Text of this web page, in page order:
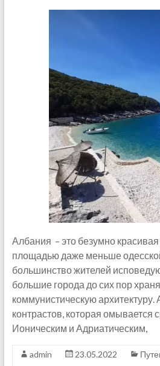
Албания – это безумно красивая
площадью даже меньше
большинство жителей
большие города до сих пор
коммунистическую архитектуру.
контрастов, которая омывается
Ионическим и Адриатическим,
admin 23.05.2022